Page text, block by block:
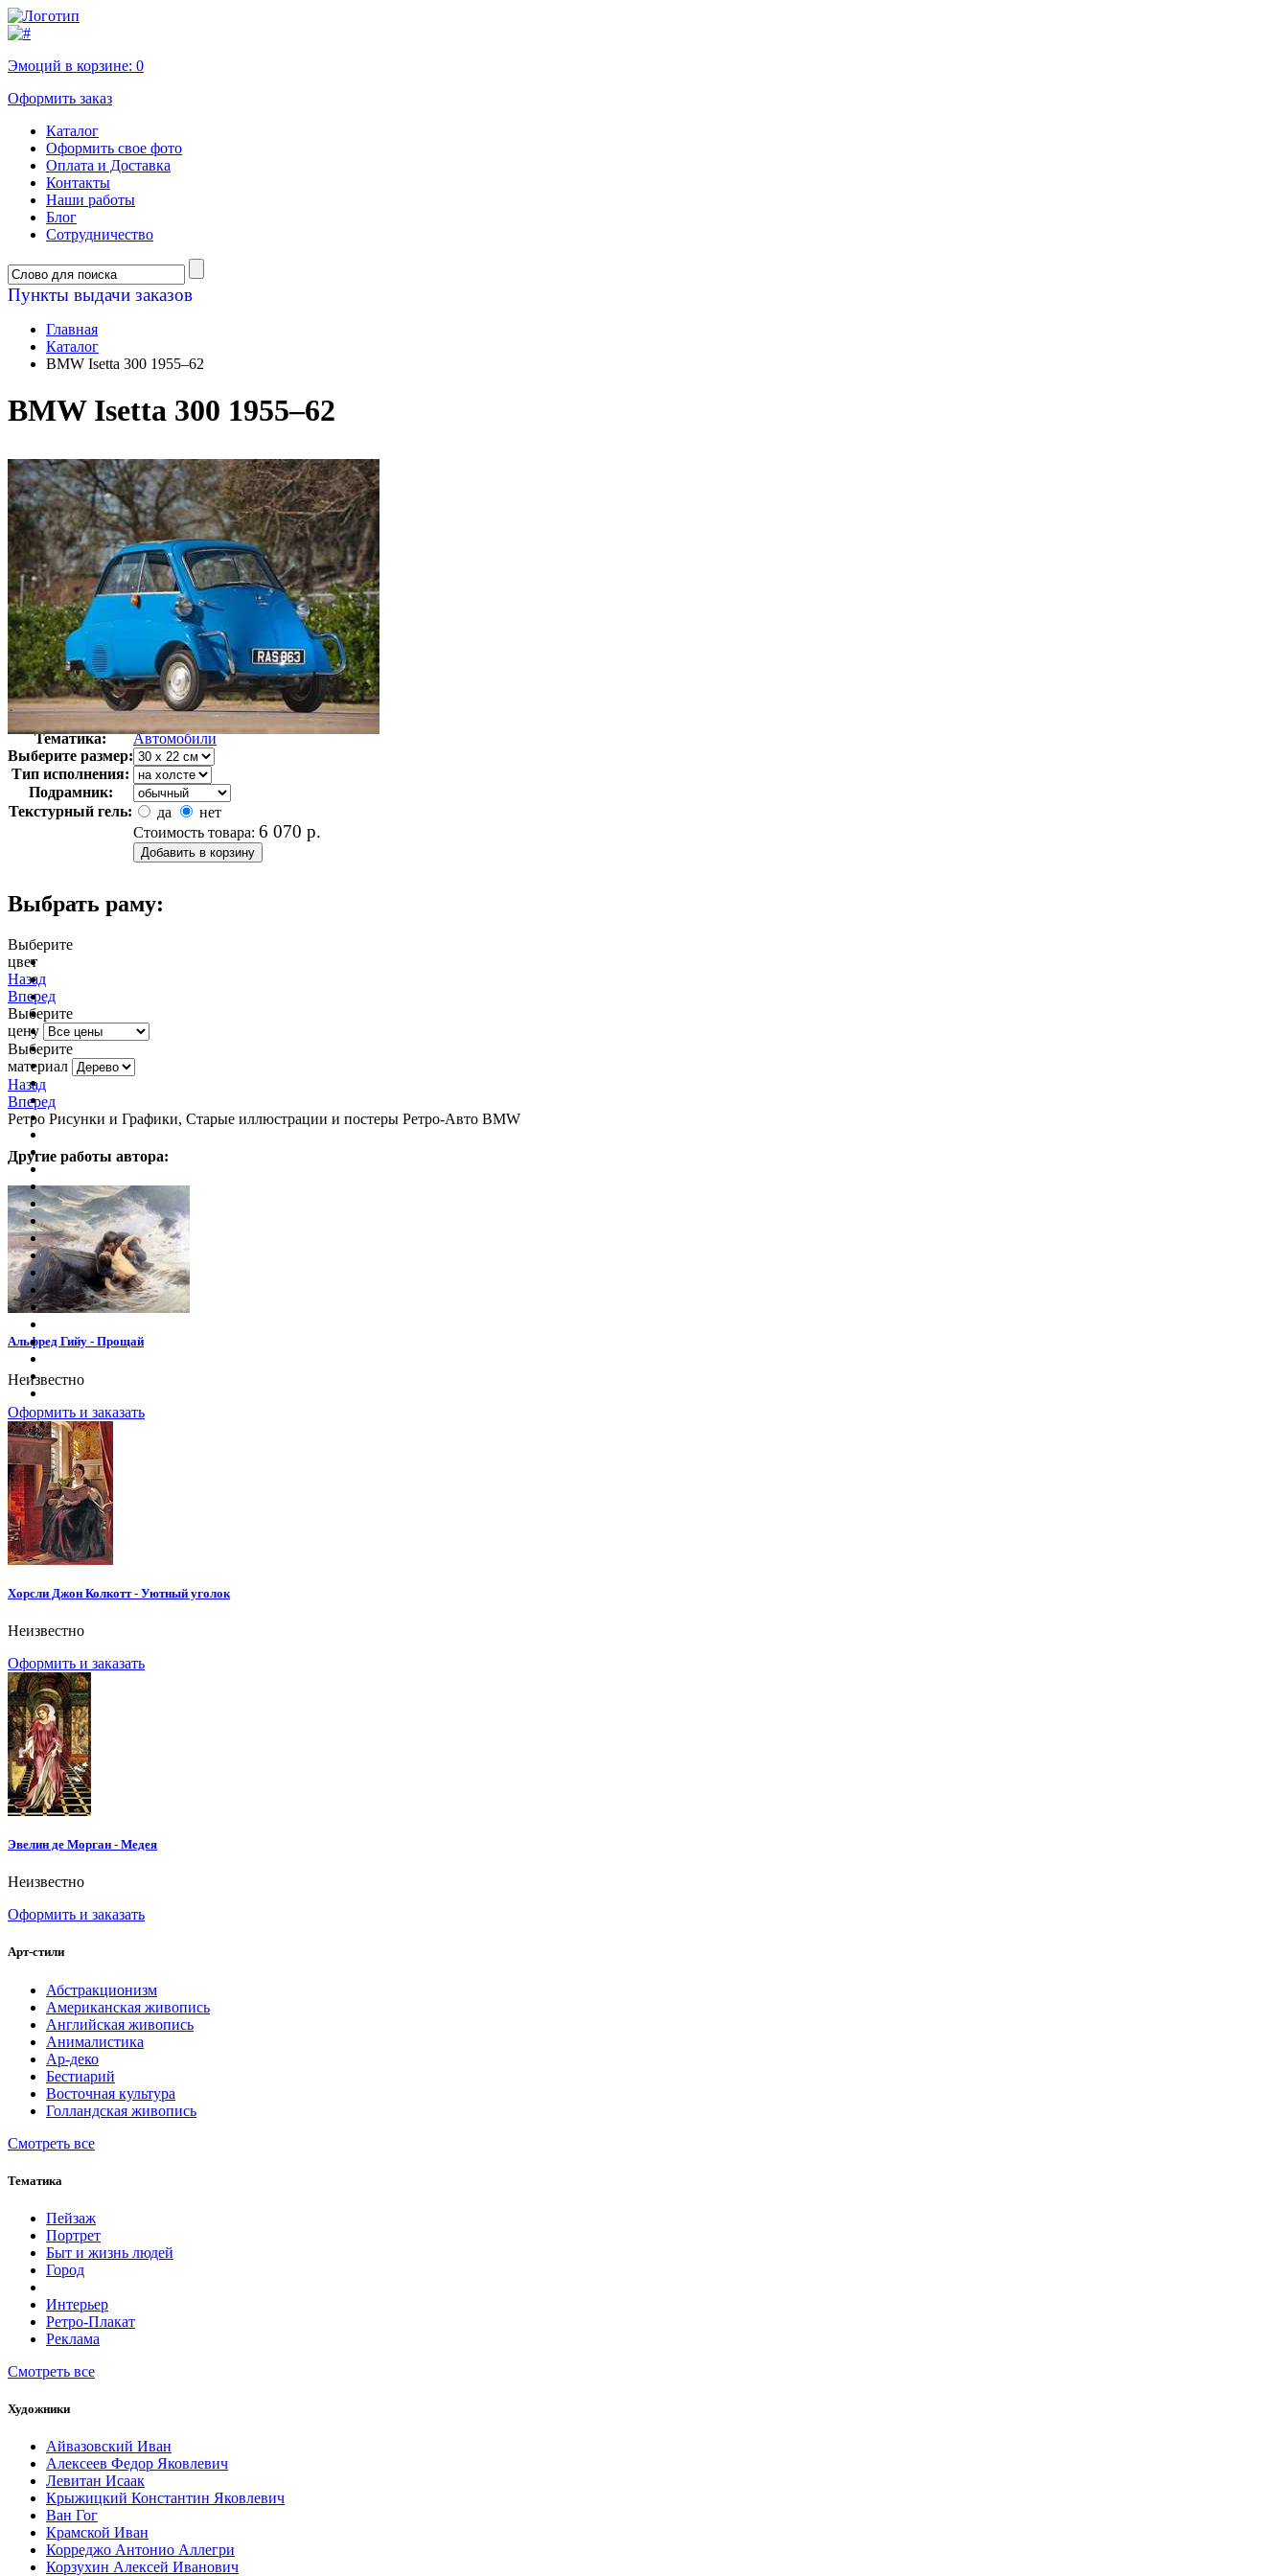
Эмоций в корзине: 0
Оформить заказ
Каталог
Оформить свое фото
Оплата и Доставка
Контакты
Наши работы
Блог
Сотрудничество
Пункты выдачи заказов
Главная
Каталог
BMW Isetta 300 1955–62
BMW Isetta 300 1955–62
Автор:
Неизвестно
Ретро-Фотографии
Тематика:
Автомобили
Выберите размер:
Тип исполнения:
Подрамник:
Текстурный гель:
да
нет
Стоимость товара: 6 070 р.
Выбрать раму:
Выберите
цвет
Назад
Вперед
Выберите
цену
Выберите
материал
Назад
Вперед
Ретро Рисунки и Графики, Старые иллюстрации и постеры Ретро-Авто BMW
Другие работы автора:
Альфред Гийу - Прощай
Неизвестно
Оформить и заказать
Хорсли Джон Колкотт - Уютный уголок
Неизвестно
Оформить и заказать
Эвелин де Морган - Медея
Неизвестно
Оформить и заказать
Арт-стили
Абстракционизм
Американская живопись
Английская живопись
Анималистика
Ар-деко
Бестиарий
Восточная культура
Голландская живопись
Смотреть все
Тематика
Пейзаж
Портрет
Быт и жизнь людей
Город
Интерьер
Ретро-Плакат
Реклама
Смотреть все
Художники
Айвазовский Иван
Алексеев Федор Яковлевич
Левитан Исаак
Крыжицкий Константин Яковлевич
Ван Гог
Крамской Иван
Корреджо Антонио Аллегри
Корзухин Алексей Иванович